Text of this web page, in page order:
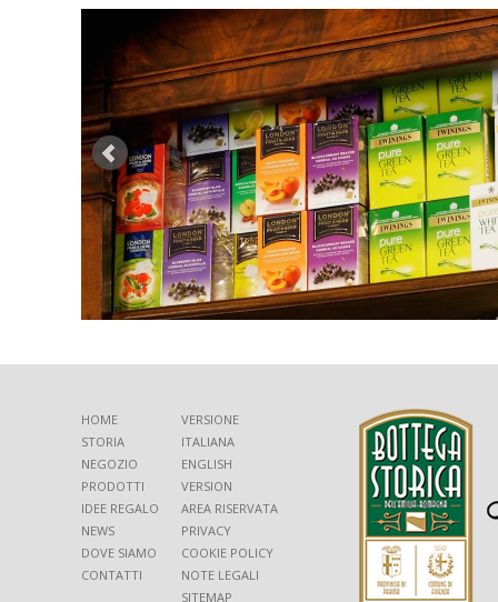
HOME
STORIA
NEGOZIO
PRODOTTI
IDEE REGALO
NEWS
DOVE SIAMO
CONTATTI
VERSIONE
ITALIANA
ENGLISH
VERSION
AREA RISERVATA
PRIVACY
COOKIE POLICY
NOTE LEGALI
SITEMAP